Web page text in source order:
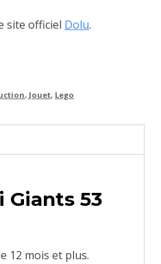
site officiel Dolu.
, Jouet, Lego
Giants 53
12 mois et plus.